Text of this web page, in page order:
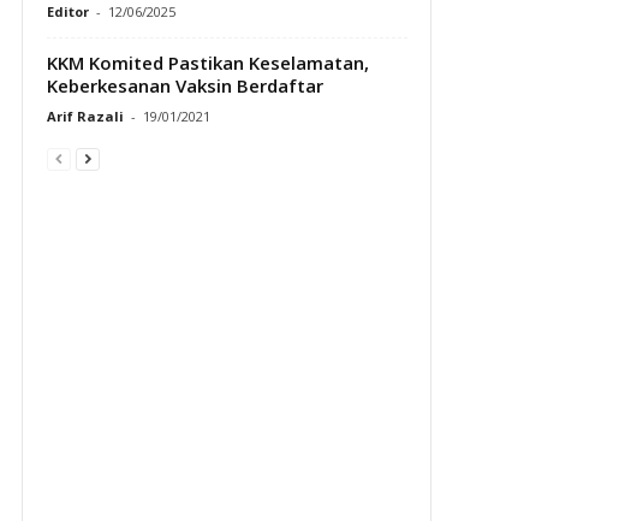
Editor - 12/06/2025
KKM Komited Pastikan Keselamatan,
Keberkesanan Vaksin Berdaftar
Arif Razali - 19/01/2021